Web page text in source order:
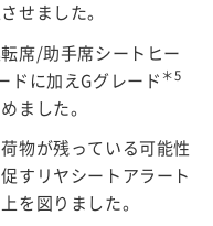
せました。
席/助手席シートヒー
ドに加えGグレード ＊5
ました。
物が残っている可能性
すリヤシートアラート
を図りました。